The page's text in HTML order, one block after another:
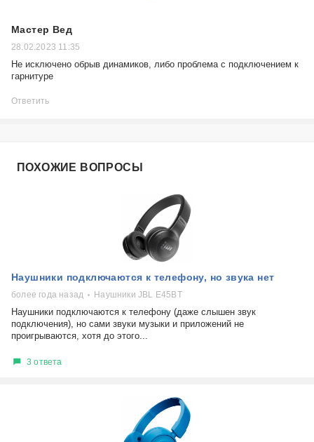
Мастер Вед
28.02.2023 11:35
Не исключено обрыв динамиков, либо проблема с подключением к
гарнитуре
Ответить
ПОХОЖИЕ ВОПРОСЫ
Наушники подключаются к телефону, но звука нет
более года назад Наушники JBL E45BT
Наушники подключаются к телефону (даже слышен звук
подключения), но сами звуки музыки и приложений не
проигрываются, хотя до этого...
3 ответа